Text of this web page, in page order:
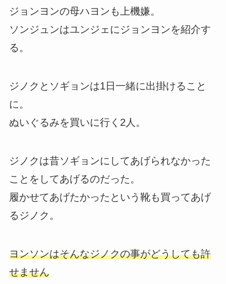
ジョンヨンの母ハヨンも上機嫌。
ソンジュンはユンジェにジョンヨンを紹介す
る。
ジノクとソギョンは1日一緒に出掛けること
に。
ぬいぐるみを買いに行く2人。
ジノクは昔ソギョンにしてあげられなかった
ことをしてあげるのだった。
履かせてあげたかったという靴も買ってあげ
るジノク。
ヨンソンはそんなジノクの事がどうしても許
せません